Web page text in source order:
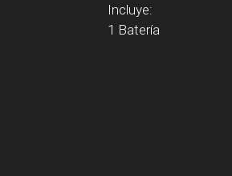
Incluye:
1 Batería